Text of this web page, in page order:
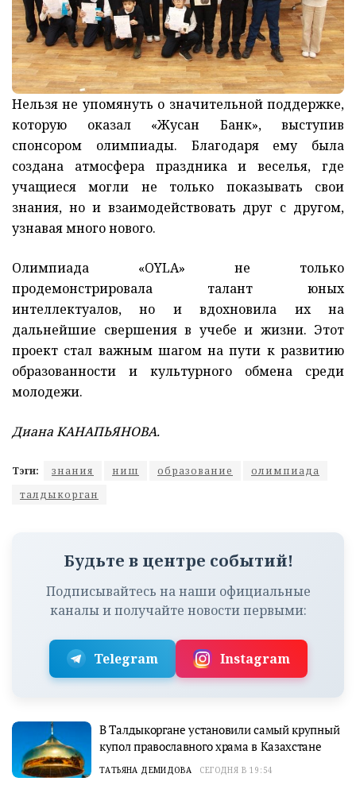
Нельзя не упомянуть о значительной поддержке,
которую оказал «Жусан Банк», выступив
спонсором олимпиады. Благодаря ему была
создана атмосфера праздника и веселья, где
учащиеся могли не только показывать свои
знания, но и взаимодействовать друг с другом,
узнавая много нового.
Олимпиада «OYLA» не только
продемонстрировала талант юных
интеллектуалов, но и вдохновила их на
дальнейшие свершения в учебе и жизни. Этот
проект стал важным шагом на пути к развитию
образованности и культурного обмена среди
молодежи.
Диана КАНАПЬЯНОВА.
Тэги: знания ниш образование
олимпиада
талдыкорган
Будьте в центре событий!
Подписывайтесь на наши официальные
каналы и получайте новости первыми:
Telegram Instagram
В Талдыкоргане установили самый крупный
купол православного храма в Казахстане
ТАТЬЯНА ДЕМИДОВА СЕГОДНЯ В 19:54